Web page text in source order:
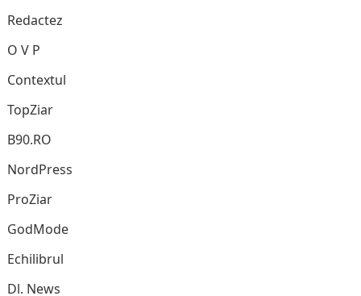
Redactez
O V P
Contextul
TopZiar
B90.RO
NordPress
ProZiar
GodMode
Echilibrul
Dl. News